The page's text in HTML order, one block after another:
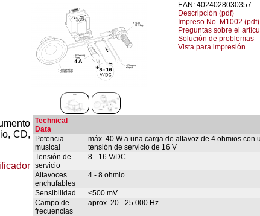
EAN: 4024028030357
Descripción (pdf)
Impreso No. M1002 (pdf)
Preguntas sobre el
Solución de problemas
Vista para impresión
Technical
Data
Potencia
musical
máx. 40 W a una carga de altavoz de 4 ohmios con
tensión de servicio de 16 V
Tensión de
servicio
8 - 16 V/DC
Altavoces
enchufables
4 - 8 ohmio
Sensibilidad
<500 mV
Campo de
frecuencias
aprox. 20 - 25.000 Hz
CD,